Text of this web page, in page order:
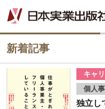
新着記事
キャ
個人
独立し